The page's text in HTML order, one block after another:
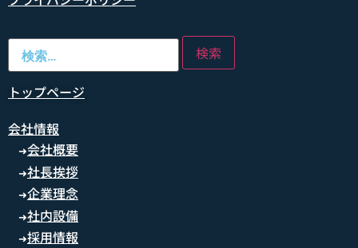
トップページ
会社情報
➜会社概要
➜社長挨拶
➜企業理念
➜社内設備
➜採用情報